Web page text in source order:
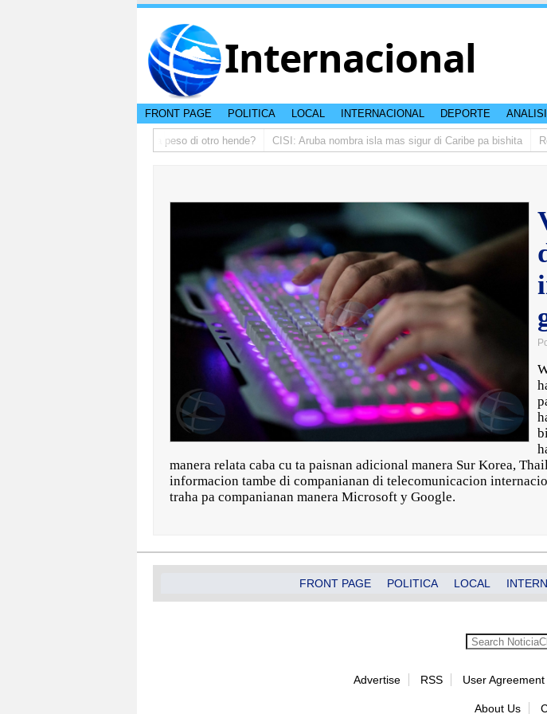
Internacional
FRONT PAGE POLITICA LOCAL INTERNACIONAL DEPORTE
sinti libertad pa comenta riba peso di otro hende? CISI: Aruba nombra isla mas sigur di Caribe pa bishita
manera relata caba cu ta paisnan adicional manera Sur Korea,
informacion tambe di companianan di telecomunicacion
traha pa companianan manera Microsoft y Google.
FRONT PAGE POLITICA LOCAL
Advertise RSS User Agreement
About Us